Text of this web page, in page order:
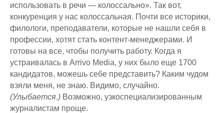
использовать в речи — колоссально». Так вот,
конкуренция у нас колоссальная. Почти все историки,
филологи, преподаватели, которые не нашли себя в
профессии, хотят стать контент-менеджерами. И
готовы на все, чтобы получить работу. Когда я
устраивалась в Arrivo Media, у них было еще 1700
кандидатов, можешь себе представить? Каким чудом
взяли меня, не знаю. Видимо, случайно.
(Улыбается.) Возможно, узкоспециализированным
журналистам проще.